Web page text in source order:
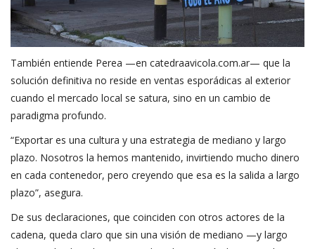
También entiende Perea —en catedraavicola.com.ar— que la
solución definitiva no reside en ventas esporádicas al exterior
cuando el mercado local se satura, sino en un cambio de
paradigma profundo.
“Exportar es una cultura y una estrategia de mediano y largo
plazo. Nosotros la hemos mantenido, invirtiendo mucho dinero
en cada contenedor, pero creyendo que esa es la salida a largo
plazo”, asegura.
De sus declaraciones, que coinciden con otros actores de la
cadena, queda claro que sin una visión de mediano —y largo